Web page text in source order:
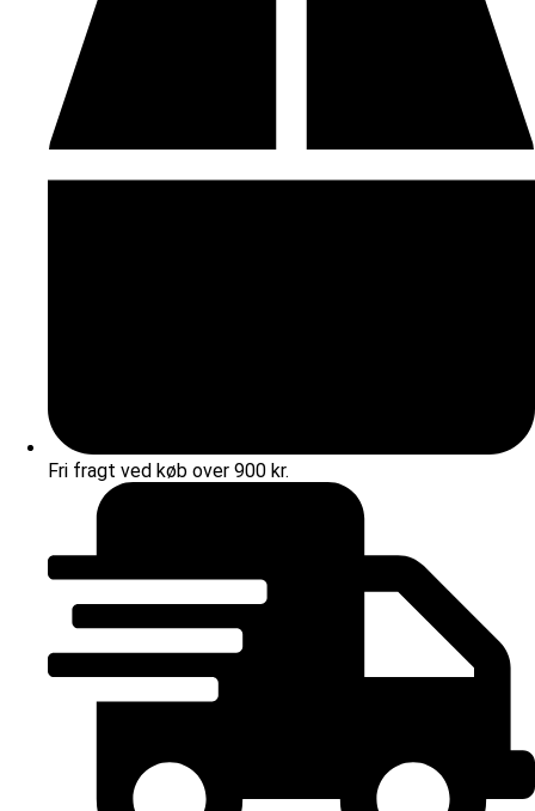
Fri fragt ved køb over 900 kr.